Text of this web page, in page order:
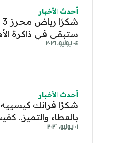
أحدث الأخبار
ستبقى في ذاكرة
٠٤ يوليو، ٢٠٢٦
أحدث الأخبار
بالعطاء والتميز..
٠١ يوليو، ٢٠٢٦